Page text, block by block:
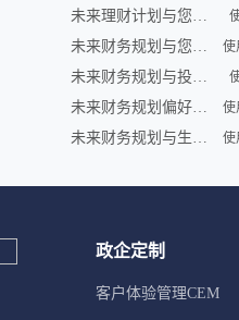
未来理财计划与您共享 | 金融服务调查
未来财务规划与您——一场智慧之旅 使
未来财务规划与投资展望调查
未来财务规划偏好及理财趋势调查 使
未来财务规划与生活愿景调查 使
政企定制
客户体验管理CEM